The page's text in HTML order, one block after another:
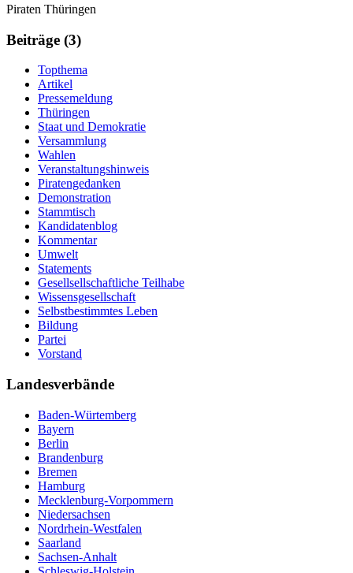
Weitere
Informationen
Navigation
Piraten Thüringen
Beiträge (3)
Topthema
Artikel
Pressemeldung
Thüringen
Staat und Demokratie
Versammlung
Wahlen
Veranstaltungshinweis
Piratengedanken
Demonstration
Stammtisch
Kandidatenblog
Kommentar
Umwelt
Statements
Gesellsellschaftliche Teilhabe
Wissensgesellschaft
Selbstbestimmtes Leben
Bildung
Partei
Vorstand
Landesverbände
Baden-Würtemberg
Bayern
Berlin
Brandenburg
Bremen
Hamburg
Mecklenburg-Vorpommern
Niedersachsen
Nordrhein-Westfalen
Saarland
Sachsen-Anhalt